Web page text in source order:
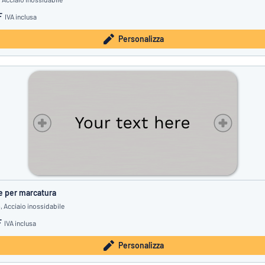
IVA inclusa
Personalizza
per marcatura
Acciaio inossidabile
IVA inclusa
Personalizza